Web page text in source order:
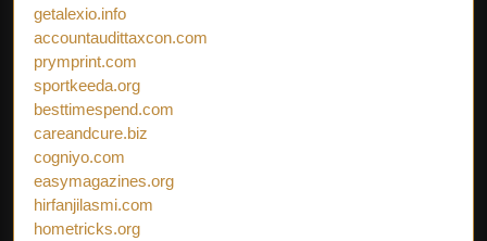
getalexio.info
accountaudittaxcon.com
prymprint.com
sportkeeda.org
besttimespend.com
careandcure.biz
cogniyo.com
easymagazines.org
hirfanjilasmi.com
hometricks.org